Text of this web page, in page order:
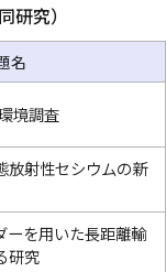
究）
名
境調査
放射性セシウムの新
ーを用いた長距離輸
研究